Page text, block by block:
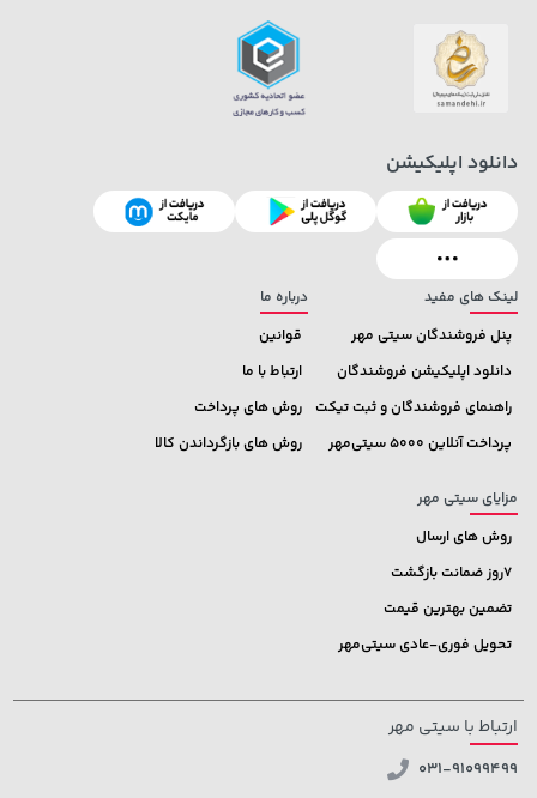
لینک های مفید
پنل فروشندگان سیتی مهر
دانلود اپلیکیشن فروشندگان
راهنمای فروشندگان و ثبت تیکت
پرداخت آنلاین 5000 سیتی‌مهر
درباره ما
قوانین
ارتباط با ما
روش های پرداخت
روش های بازگرداندن کالا
مزایای سیتی مهر
روش های ارسال
7روز ضمانت بازگشت
تضمین بهترین قیمت
تحویل فوری-عادی سیتی‌مهر
دانلود اپلیکیشن
ارتباط با سیتی مهر
031-91099499